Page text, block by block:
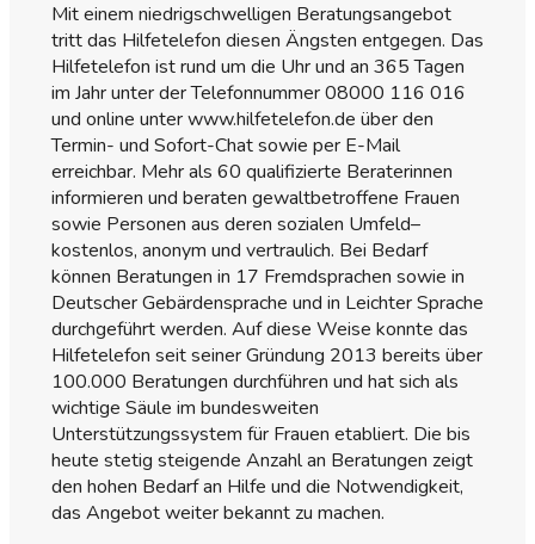
Mit einem niedrigschwelligen Beratungsangebot
tritt das Hilfetelefon diesen Ängsten entgegen. Das
Hilfetelefon ist rund um die Uhr und an 365 Tagen
im Jahr unter der Telefonnummer 08000 116 016
und online unter www.hilfetelefon.de über den
Termin- und Sofort-Chat sowie per E-Mail
erreichbar. Mehr als 60 qualifizierte Beraterinnen
informieren und beraten gewaltbetroffene Frauen
sowie Personen aus deren sozialen Umfeld–
kostenlos, anonym und vertraulich. Bei Bedarf
können Beratungen in 17 Fremdsprachen sowie in
Deutscher Gebärdensprache und in Leichter Sprache
durchgeführt werden. Auf diese Weise konnte das
Hilfetelefon seit seiner Gründung 2013 bereits über
100.000 Beratungen durchführen und hat sich als
wichtige Säule im bundesweiten
Unterstützungssystem für Frauen etabliert. Die bis
heute stetig steigende Anzahl an Beratungen zeigt
den hohen Bedarf an Hilfe und die Notwendigkeit,
das Angebot weiter bekannt zu machen.